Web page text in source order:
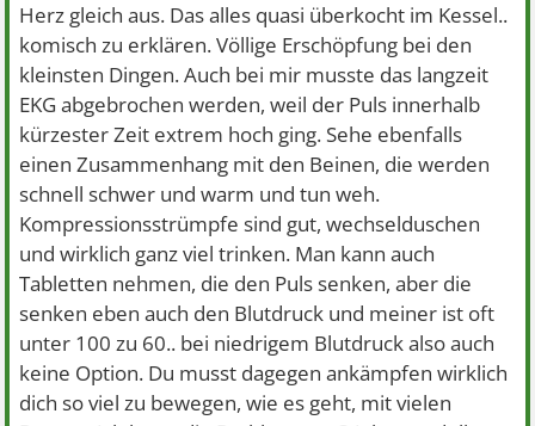
Herz gleich aus. Das alles quasi überkocht im Kessel..
komisch zu erklären. Völlige Erschöpfung bei den
kleinsten Dingen. Auch bei mir musste das langzeit
EKG abgebrochen werden, weil der Puls innerhalb
kürzester Zeit extrem hoch ging. Sehe ebenfalls
einen Zusammenhang mit den Beinen, die werden
schnell schwer und warm und tun weh.
Kompressionsstrümpfe sind gut, wechselduschen
und wirklich ganz viel trinken. Man kann auch
Tabletten nehmen, die den Puls senken, aber die
senken eben auch den Blutdruck und meiner ist oft
unter 100 zu 60.. bei niedrigem Blutdruck also auch
keine Option. Du musst dagegen ankämpfen wirklich
dich so viel zu bewegen, wie es geht, mit vielen